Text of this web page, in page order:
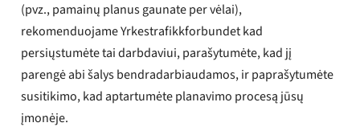
(pvz., pamainų planus gaunate per vėlai),
rekomenduojame Yrkestrafikkforbundet kad
persiųstumėte tai darbdaviui, parašytumėte, kad jį
parengė abi šalys bendradarbiaudamos, ir paprašytumėte
susitikimo, kad aptartumėte planavimo procesą jūsų
įmonėje.